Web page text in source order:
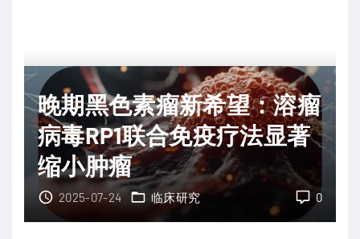
F
D
A
快
速
通
道
L
C
免
疫
耐
药
：
晚期黑色素瘤新希望：溶瘤
病毒RP1联合免疫疗法显著
缩小肿瘤
0
2025-07-24 临床研究